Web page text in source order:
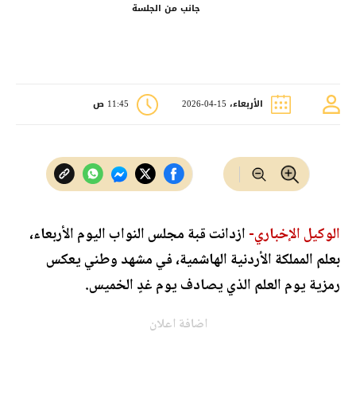
جانب من الجلسة
الأربعاء، 15-04-2026 11:45 ص
الوكيل الإخباري-ازدانت قبة مجلس النواب اليوم الأربعاء،
بعلم المملكة الأردنية الهاشمية، في مشهد وطني يعكس
رمزية يوم العلم الذي يصادف يوم غدٍ الخميس.
اضافة اعلان